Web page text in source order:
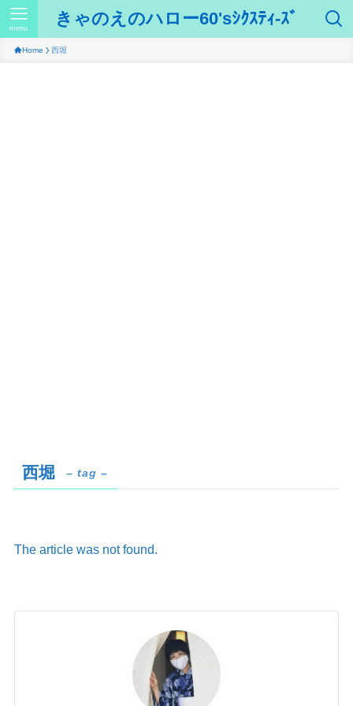
きゃのえのハロー60'sｼｸｽﾃｨ-ｽﾞ
menu
Home 西堀
西堀 – tag –
The article was not found.